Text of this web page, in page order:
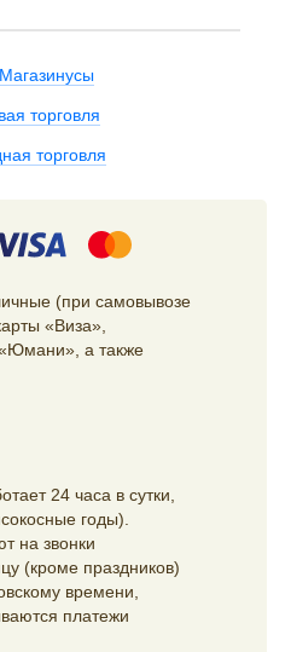
торговля
торговля
(при самовывозе
«Виза»,
а также
24 часа в сутки,
годы).
на звонки
(кроме праздников)
времени,
платежи